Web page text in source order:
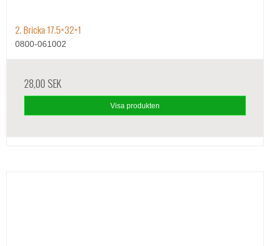
2. Bricka 17.5×32×1
0800-061002
28,00 SEK
Visa produkten